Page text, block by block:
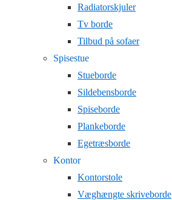
Radiatorskjuler
Tv borde
Tilbud på sofaer
Spisestue
Stueborde
Sildebensborde
Spiseborde
Plankeborde
Egetræsborde
Kontor
Kontorstole
Væghængte skriveborde